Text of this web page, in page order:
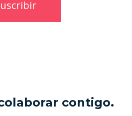
contigo.